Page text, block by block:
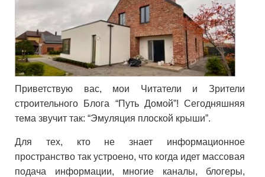
Приветствую вас, мои Читатели и Зрители
строительного Блога “Путь Домой”! Сегодняшняя
тема звучит так: “Эмуляция плоской крыши”.
Для тех, кто не знает информационное
пространство так устроено, что когда идет массовая
подача информации, многие каналы, блогеры,